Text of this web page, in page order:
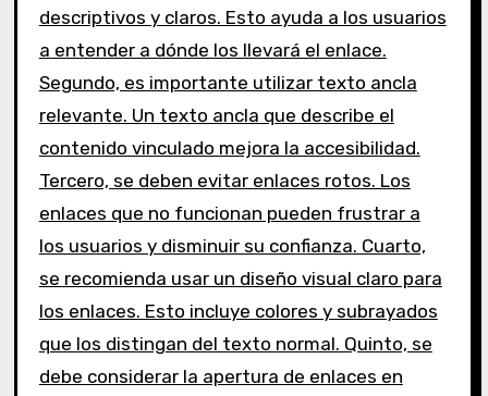
descriptivos y claros. Esto ayuda a los usuarios
a entender a dónde los llevará el enlace.
Segundo, es importante utilizar texto ancla
relevante. Un texto ancla que describe el
contenido vinculado mejora la accesibilidad.
Tercero, se deben evitar enlaces rotos. Los
enlaces que no funcionan pueden frustrar a
los usuarios y disminuir su confianza. Cuarto,
se recomienda usar un diseño visual claro para
los enlaces. Esto incluye colores y subrayados
que los distingan del texto normal. Quinto, se
debe considerar la apertura de enlaces en